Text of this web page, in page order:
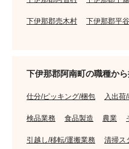
下伊那郡売木村 下伊那郡平
下伊那郡阿南町の職種か
仕分/ピッキング/梱包 入出荷
検品業務 食品製造 農業
引越し/移転/運搬業務 清掃ス